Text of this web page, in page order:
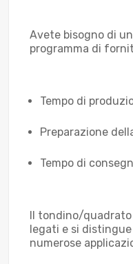
Avete bisogno di
programma di
Tempo di
Preparazione
Tempo di
Il tondino/quadrato
legati e si
numerose